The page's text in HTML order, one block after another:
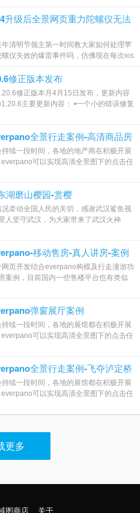
升级后全景网页重力陀螺仪无法
年清明节领主第一时间教大家如何处理苹
仪失效的爆雷事件吗，仿佛现在每次ios
修正版本发布
修正版本月4月15日发布，更新内容
主要更新内容： •一个小的错误修复
全景行走案例-高清商品房
持续一段时间，各地的地产商在积极开展
可以实现高清全景图下的点击任
湖磨山樱园-赏樱
况牵动全国人民的关切，感谢武汉鲨鱼视
人坚守武汉，为大家带来了武汉火神
移动售房-真人讲房-案例
网页开发结合everpano构模及行走漫游功
案例，目前国内一些售楼平台也有类似
弹窗展厅案例
持续一段时间，各地的展馆都在积极开展
可以实现高清全景图下的点击任
全景行走案例-飞夺泸定桥
持续一段时间，各地的展馆都在积极开展
可以实现高清全景图下的点击任
更多
图商店 关于